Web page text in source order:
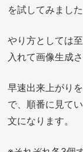
を試してみました
やり方としては
入れて画像生成
早速出来上がり
で、順番に見て
文になります。